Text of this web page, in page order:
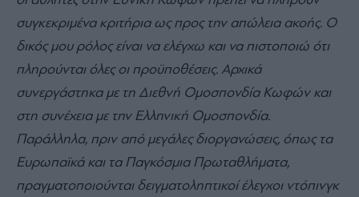
συγκεκριμένα κριτήρια ως προς την απώλεια ακοής. Ο
δικός μου ρόλος είναι να ελέγχω και να πιστοποιώ ότι
πληρούνται όλες οι προϋποθέσεις. Αρχικά
συνεργάστηκα με τη Διεθνή Ομοσπονδία Κωφών και
στη συνέχεια με την Ελληνική Ομοσπονδία.
Παράλληλα, πριν από μεγάλες διοργανώσεις, όπως τα
Ευρωπαϊκά και τα Παγκόσμια Πρωταθλήματα,
πραγματοποιούνται δειγματοληπτικοί έλεγχοι ντόπινγκ